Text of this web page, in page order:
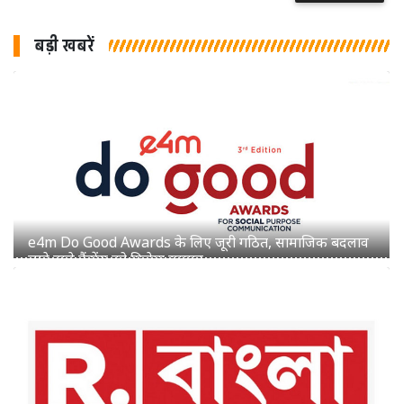
बड़ी खबरें
रिपब्लिक बांग्ला में स्वर्णाली सरकार व सुभ्रांग्शु चटर्जी का हुआ
प्रमोशन